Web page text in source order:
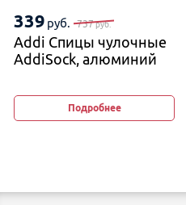
339 руб. 737руб.
Addi Спицы чулочные
AddiSock, алюминий
Подробнее